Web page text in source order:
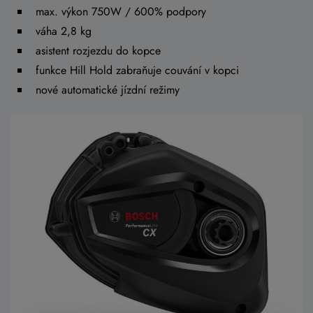
max. výkon 750W / 600% podpory
váha 2,8 kg
asistent rozjezdu do kopce
funkce Hill Hold zabraňuje couvání v kopci
nové automatické jízdní režimy